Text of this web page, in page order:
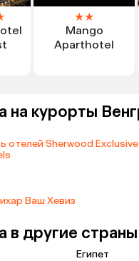
★★
Mango
Aparthotel
на курорты
отелей Sherwood Exclusive·
·Ваш·Хевиз
в другие страны
Египет